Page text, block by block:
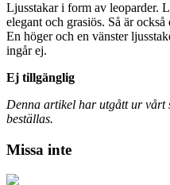
Ljusstakar i form av leoparder.
elegant och grasiös. Så är också
En höger och en vänster
ingår ej.
Ej tillgänglig
Denna artikel har utgått ur vårt
beställas.
Missa inte